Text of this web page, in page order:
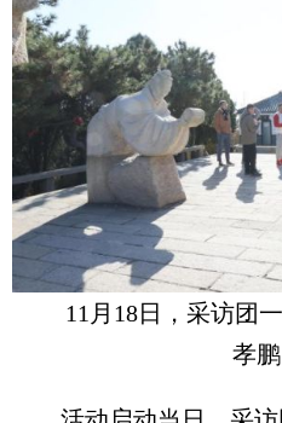
11月18日，采访团
孝